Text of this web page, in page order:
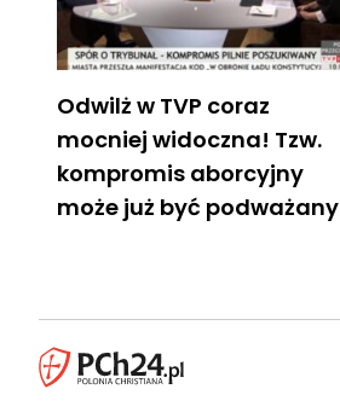
Odwilż w TVP coraz
mocniej widoczna! Tzw.
kompromis aborcyjny
może już być podważany